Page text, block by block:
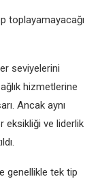
toplayamayacağı
seviyelerini
hizmetlerine
Ancak aynı
eksikliği ve liderlik
genellikle tek tip